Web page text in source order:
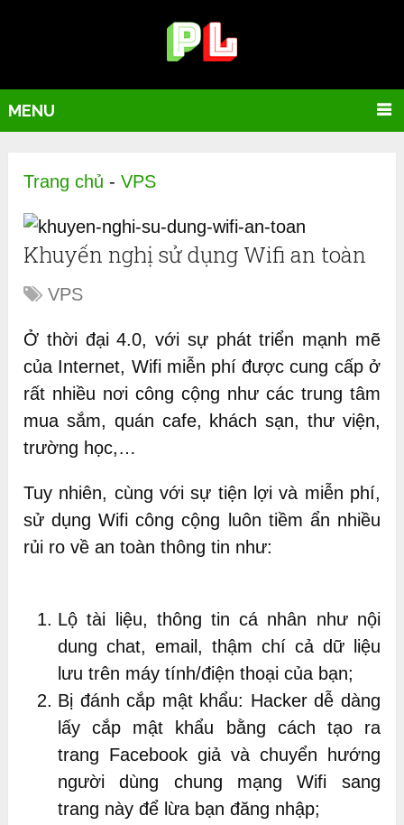
MENU
Trang chủ -VPS
Khuyến nghị sử dụng Wifi an toàn
VPS
Ở thời đại 4.0, với sự phát triển mạnh mẽ
của Internet, Wifi miễn phí được cung cấp ở
rất nhiều nơi công cộng như các trung tâm
mua sắm, quán cafe, khách sạn, thư viện,
trường học,…
Tuy nhiên, cùng với sự tiện lợi và miễn phí,
sử dụng Wifi công cộng luôn tiềm ẩn nhiều
rủi ro về an toàn thông tin như:
Lộ tài liệu, thông tin cá nhân như nội
dung chat, email, thậm chí cả dữ liệu
lưu trên máy tính/điện thoại của bạn;
Bị đánh cắp mật khẩu: Hacker dễ dàng
lấy cắp mật khẩu bằng cách tạo ra
trang Facebook giả và chuyển hướng
người dùng chung mạng Wifi sang
trang này để lừa bạn đăng nhập;